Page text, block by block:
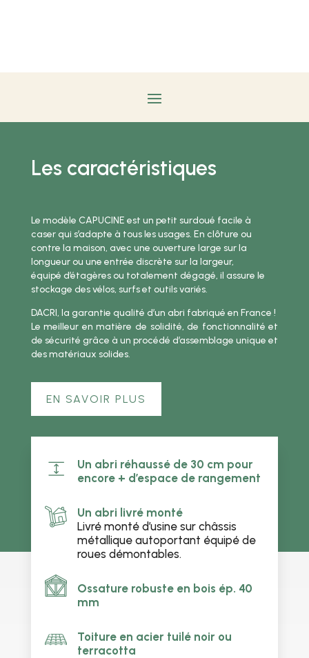
Les caractéristiques
Le modèle CAPUCINE est un petit surdoué facile à
caser qui s’adapte à tous les usages. En clôture ou
contre la maison, avec une ouverture large sur la
longueur ou une entrée discrète sur la largeur,
équipé d’étagères ou totalement dégagé, il assure le
stockage des vélos, surfs et outils variés.
DACRI, la garantie qualité d’un abri fabriqué en France !
Le meilleur en matière de solidité, de fonctionnalité et
de sécurité grâce à un procédé d’assemblage unique et
des matériaux solides.
EN SAVOIR PLUS
Un abri réhaussé de 30 cm pour
encore + d’espace de rangement
Un abri livré monté
Livré monté d’usine sur châssis
métallique autoportant équipé de
roues démontables.
Ossature robuste en bois ép. 40
mm
Toiture en acier tuilé noir ou
terracotta